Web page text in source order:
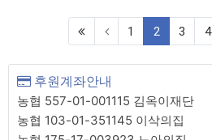
1 2(current)
3 4
후원계좌안내
농협 557-01-001115 김옥이재단
농협 103-01-351145 이삭의집